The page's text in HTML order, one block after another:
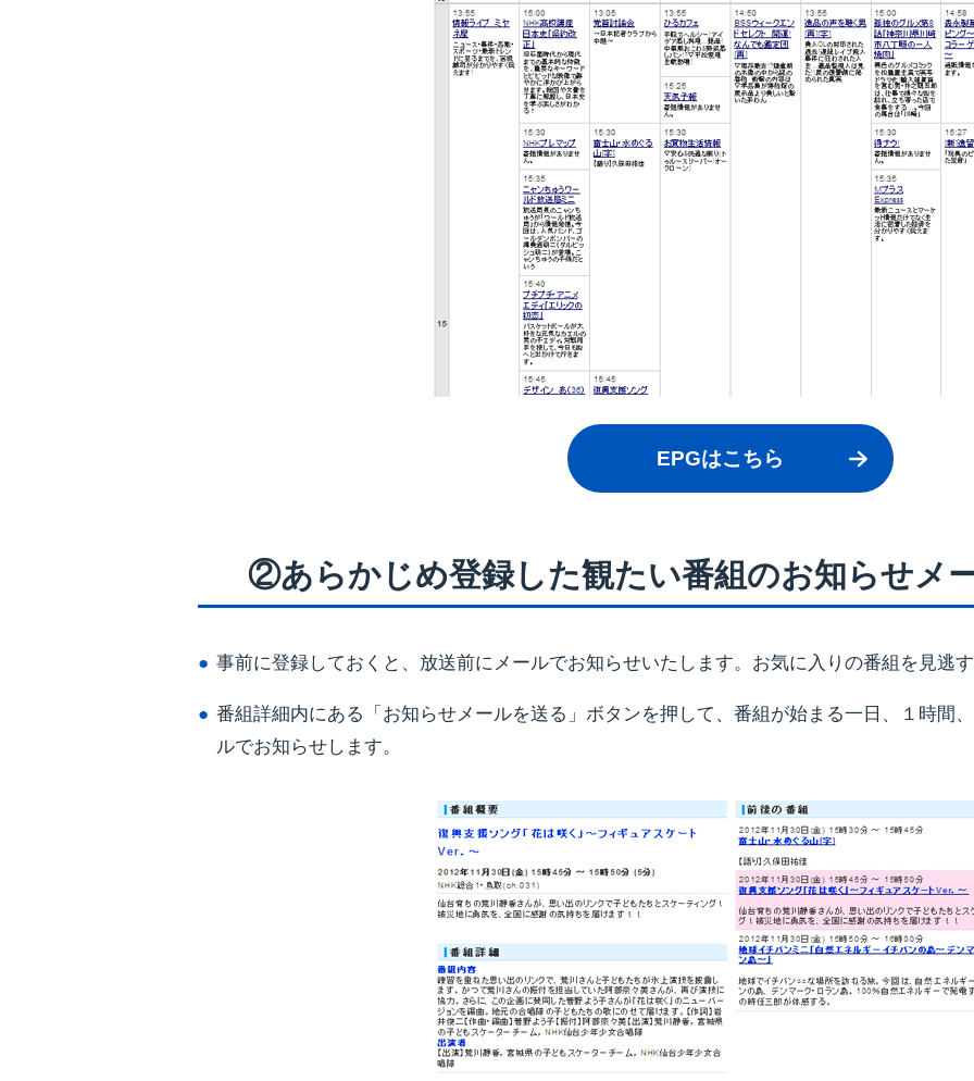
EPGはこちら
②あらかじめ登録した観たい番組のお知らせメ
事前に登録しておくと、放送前にメールでお知らせいたします。お気に入りの番組を見逃
番組詳細内にある「お知らせメールを送る」ボタンを押して、番組が始まる一日、１時間
ルでお知らせします。